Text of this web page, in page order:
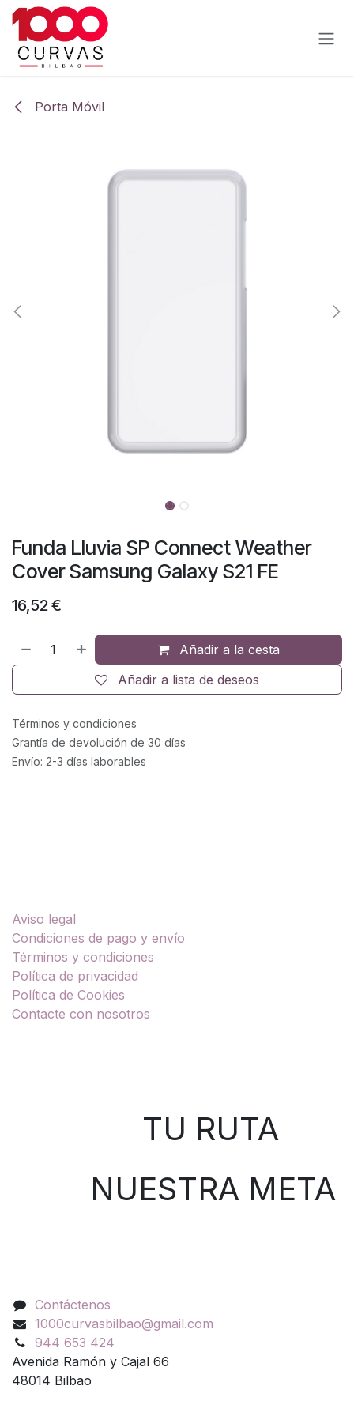
Ir al contenido
Porta Móvil
Funda Lluvia SP Connect Weather
Cover Samsung Galaxy S21 FE
16,52€
Añadir a la cesta
Añadir a lista de deseos
Términos y condiciones
Grantía de devolución de 30 días
Envío: 2-3 días laborables
Aviso legal
Condiciones de pago y envío
Términos y condiciones
Política de privacidad
Política de Cookies
Contacte con nosotros
TU RUTA
NUESTRA META
Contáctenos
1000curvasbilbao@gmail.com
944 653 424
Avenida Ramón y Cajal 66
48014 Bilbao